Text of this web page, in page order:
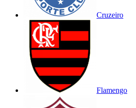
Cruzeiro
Flamengo